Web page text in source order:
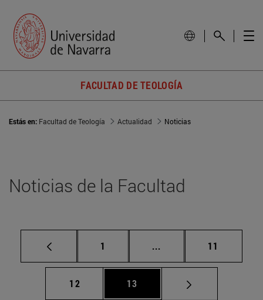
FACULTAD DE TEOLOGÍA
Estás en: Facultad de Teología Actualidad Noticias
Noticias de la Facultad
Página
1 ... Páginas intermedias
Página
11
Página
12 Página
13